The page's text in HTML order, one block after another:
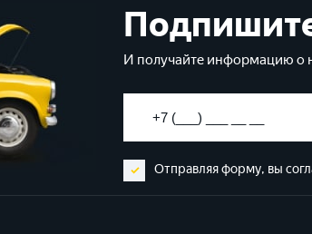
И получайте информацию о
Отправляя форму, вы